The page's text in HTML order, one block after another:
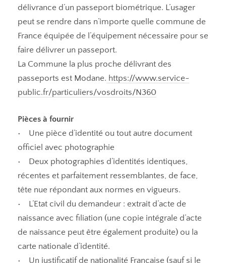
délivrance d’un passeport biométrique. L’usager
peut se rendre dans n’importe quelle commune de
France équipée de l’équipement nécessaire pour se
faire délivrer un passeport.
La Commune la plus proche délivrant des
passeports est Modane. https://www.service-
public.fr/particuliers/vosdroits/N360
Pièces à fournir
• Une pièce d’identité ou tout autre document
officiel avec photographie
• Deux photographies d’identités identiques,
récentes et parfaitement ressemblantes, de face,
tête nue répondant aux normes en vigueurs.
• L’Etat civil du demandeur : extrait d’acte de
naissance avec filiation (une copie intégrale d’acte
de naissance peut être également produite) ou la
carte nationale d’identité.
• Un justificatif de nationalité Française (sauf si le